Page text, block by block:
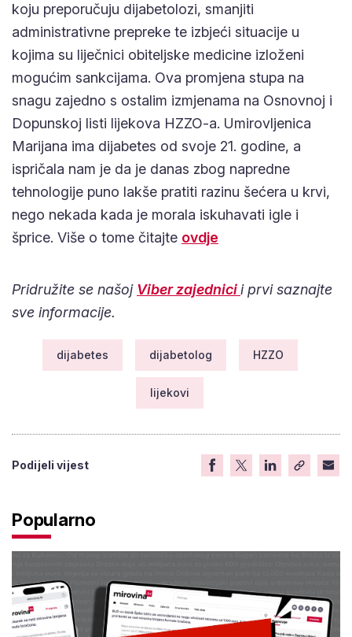
koju preporučuju dijabetolozi, smanjiti
administrativne prepreke te izbjeći situacije u
kojima su liječnici obiteljske medicine izloženi
mogućim sankcijama. Ova promjena stupa na
snagu zajedno s ostalim izmjenama na Osnovnoj i
Dopunskoj listi lijekova HZZO-a. Umirovljenica
Marijana ima dijabetes od svoje 21. godine, a
ispričala nam je da je danas zbog napredne
tehnologije puno lakše pratiti razinu šećera u krvi,
nego nekada kada je morala iskuhavati igle i
šprice. Više o tome čitajte ovdje
Pridružite se našoj Viber zajednicii prvi saznajte
sve informacije.
dijabetes dijabetolog HZZO
lijekovi
Podijeli vijest
Popularno